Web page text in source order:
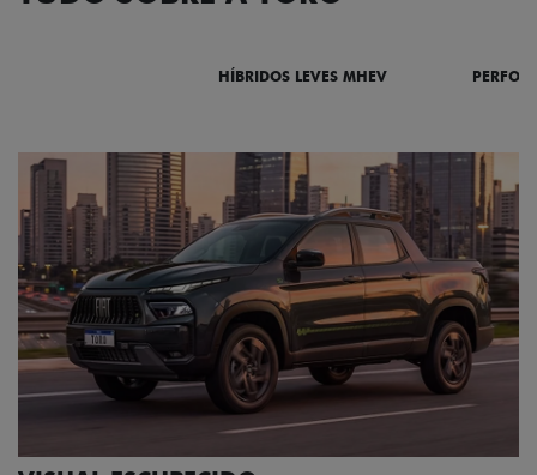
HÍBRIDOS LEVES MHEV
ADESIVOS ESTILIZADOS
Os adesivos aplicados no capô e nas laterais